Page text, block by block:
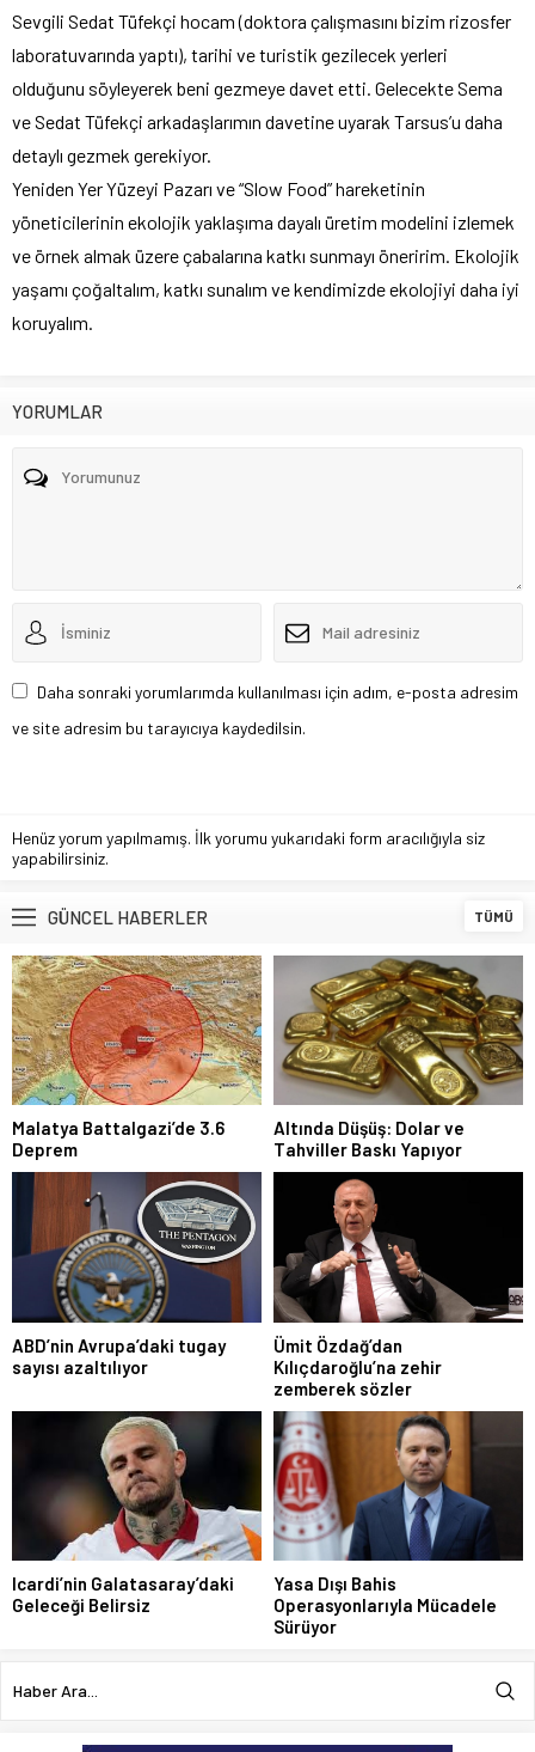
Sevgili Sedat Tüfekçi hocam (doktora çalışmasını bizim rizosfer
laboratuvarında yaptı), tarihi ve turistik gezilecek yerleri
olduğunu söyleyerek beni gezmeye davet etti. Gelecekte Sema
ve Sedat Tüfekçi arkadaşlarımın davetine uyarak Tarsus’u daha
detaylı gezmek gerekiyor.
Yeniden Yer Yüzeyi Pazarı ve “Slow Food” hareketinin
yöneticilerinin ekolojik yaklaşıma dayalı üretim modelini izlemek
ve örnek almak üzere çabalarına katkı sunmayı öneririm. Ekolojik
yaşamı çoğaltalım, katkı sunalım ve kendimizde ekolojiyi daha iyi
koruyalım.
YORUMLAR
Daha sonraki yorumlarımda kullanılması için adım, e-posta adresim
ve site adresim bu tarayıcıya kaydedilsin.
Henüz yorum yapılmamış. İlk yorumu yukarıdaki form aracılığıyla siz
yapabilirsiniz.
GÜNCEL HABERLER TÜMÜ
Malatya Battalgazi’de 3.6
Deprem
Altında Düşüş: Dolar ve
Tahviller Baskı Yapıyor
ABD’nin Avrupa’daki tugay
sayısı azaltılıyor
Ümit Özdağ’dan
Kılıçdaroğlu’na zehir
zemberek sözler
Icardi’nin Galatasaray’daki
Geleceği Belirsiz
Yasa Dışı Bahis
Operasyonlarıyla Mücadele
Sürüyor